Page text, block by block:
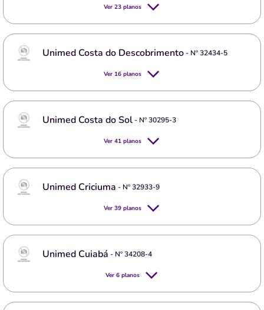
Ver 23 planos
Unimed Costa do Descobrimento- Nº32434-5
Ver 16 planos
Unimed Costa do Sol- Nº30295-3
Ver 41 planos
Unimed Criciuma - Nº32933-9
Ver 39 planos
Unimed Cuiabá - Nº34208-4
Ver 6 planos